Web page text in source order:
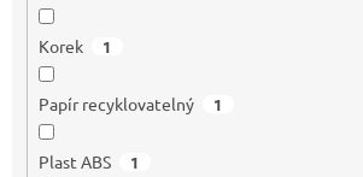
Korek 1
Papír recyklovatelný 1
Plast ABS 1